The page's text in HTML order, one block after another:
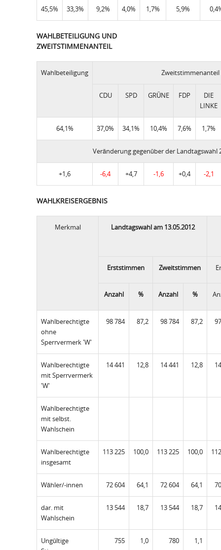
45,5% 33,3% 9,2% 4,0% 1,7% 5,9%
WAHLBETEILIGUNG UND
ZWEITSTIMMENANTEIL
Wahlbeteiligung Zweitstimmenanteil
CDU SPD GRÜNE FDP
DIE
LINKE
64,1% 37,0% 34,1% 10,4% 7,6% 1,7%
Veränderung gegenüber der Landtagswahl
+1,6 -6,4 +4,7 -1,6 +0,4 -2,1
WAHLKREISERGEBNIS
Merkmal Landtagswahl am 13.05.2012
Erststimmen Zweitstimmen
Anzahl % Anzahl %
Wahlberechtigte
ohne
Sperrvermerk 'W'
98 784 87,2 98 784 87,2
Wahlberechtigte
mit Sperrvermerk
'W'
14 441 12,8 14 441 12,8
Wahlberechtigte
mit selbst.
Wahlschein
Wahlberechtigte
insgesamt
113 225 100,0 113 225 100,0
Wähler/-innen 72 604 64,1 72 604 64,1
dar. mit
Wahlschein
13 544 18,7 13 544 18,7
Ungültige
755 1,0 780 1,1